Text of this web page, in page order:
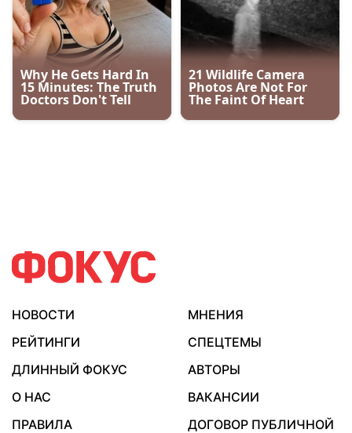
НОВОСТИ
МНЕНИЯ
РЕЙТИНГИ
СПЕЦТЕМЫ
ДЛИННЫЙ ФОКУС
АВТОРЫ
О НАС
ВАКАНСИИ
ПРАВИЛА
ДОГОВОР ПУБЛИЧНОЙ